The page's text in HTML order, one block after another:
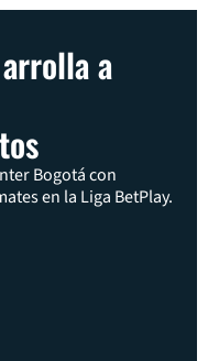
a
Bogotá con
en la Liga BetPlay.